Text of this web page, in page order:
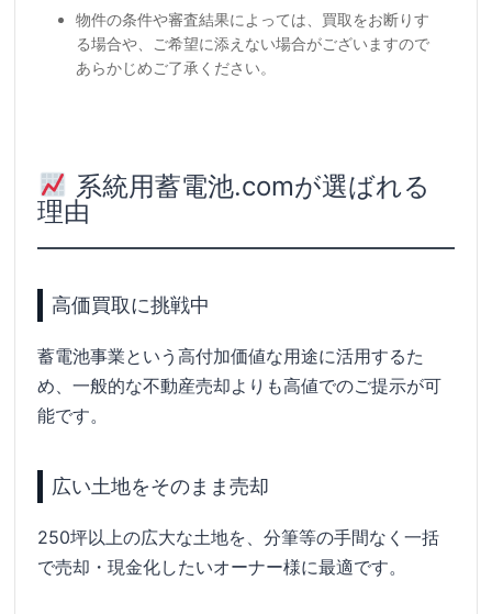
物件の条件や審査結果によっては、買取をお断りす
る場合や、ご希望に添えない場合がございますので
あらかじめご了承ください。
系統用蓄電池.comが選ばれる
理由
高価買取に挑戦中
蓄電池事業という高付加価値な用途に活用するた
め、一般的な不動産売却よりも高値でのご提示が可
能です。
広い土地をそのまま売却
250坪以上の広大な土地を、分筆等の手間なく一括
で売却・現金化したいオーナー様に最適です。